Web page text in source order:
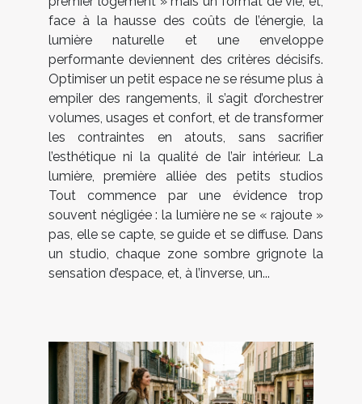
face à la hausse des coûts de l’énergie, la
lumière naturelle et une enveloppe
performante deviennent des critères décisifs.
Optimiser un petit espace ne se résume plus à
empiler des rangements, il s’agit d’orchestrer
volumes, usages et confort, et de transformer
les contraintes en atouts, sans sacrifier
l’esthétique ni la qualité de l’air intérieur. La
lumière, première alliée des petits studios
Tout commence par une évidence trop
souvent négligée : la lumière ne se « rajoute »
pas, elle se capte, se guide et se diffuse. Dans
un studio, chaque zone sombre grignote la
sensation d’espace, et, à l’inverse, un...